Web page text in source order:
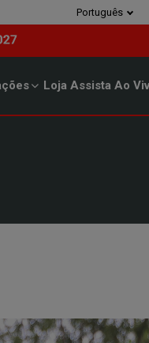
Português
Loja Assista Ao